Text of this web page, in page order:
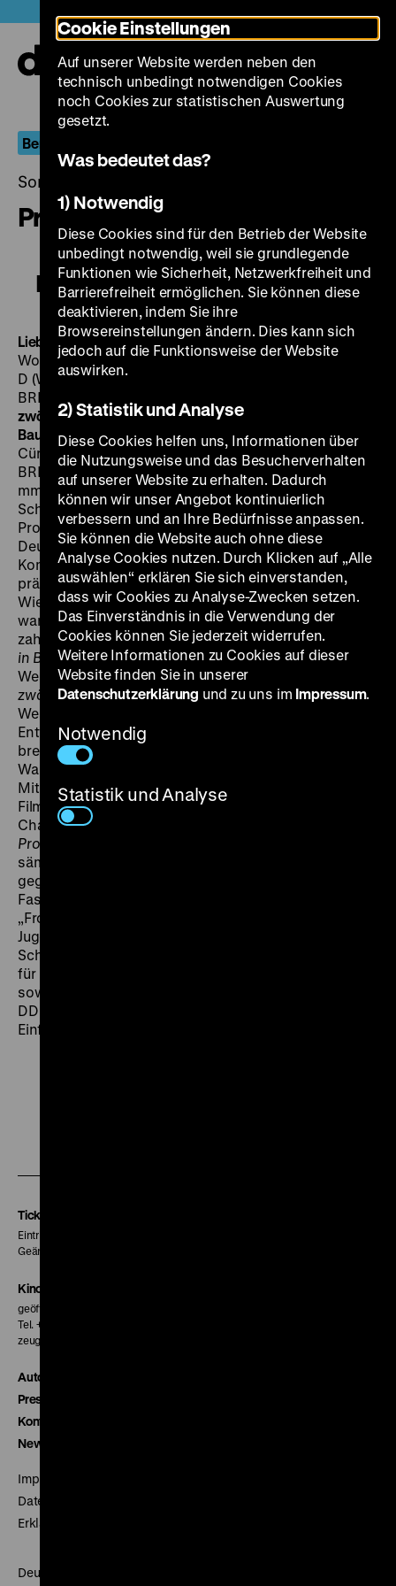
zum
Seiteninhalt
springen
Berlin.Dokument
Sonntag, 18. Januar 2015, 18.00 - 00.00 Uhr
Protokoll West-Berlin
Protokoll West-Berlin
Lieber LeierkastenmannBRD 1953, P: Neue Deutsche
Wochenschau, 16’ · 16 mmMunition ist kein Spielzeug!
D (West) 1949, 2’ · DigiBeta
BRD 1953, R: Gerhard Grindel, 13’ · 35 mm
zwölf
BRD 1956, R: Karl Blanckmeister, 12’ · 35 mm
Bauch des RiesenBRD 1956, R: Siegfried Fischer, Peter
Cürlis, 11’ · 35 mm
Dem Berliner ins Gesicht gesehen
BRD 1957, R: Norbert Mai, Ludolf Grisebach, 10’ · 35
mm
Protokoll WestberlinDDR 1959, R: Helmut
Schneider, 16’ · 35 mm Informations-, Kultur- und
Propagandafilme über West-Berlin. Der von der Neuen
Deutschen Wochenschau produzierte
KompilationsfilmLieber Leierkastenmann(1953)
präsentiert die jüngste Geschichte Berlins bis zum
Wiederaufbau als unpolitische Zeitschau. Ein Kurzfilm
warnt die Kinder vor dem Spielen mit der immer noch
zahlreich herumliegenden Munition....und eines Tages
in Berlin(1953) demonstriert die Leistungsfähigkeit der
Westberliner Polizei bei einem Großeinsatz.
zwölf
(1956) porträtiert Kreuzberg als einen von zwölf
Westberliner Bezirken und seine Leistungen bei der
Enttrümmerung und dem Wiederaufbau. Ausführlich
breitetDer Bauch des Riesen
Warenangebot in den Westberliner Markthallen aus.
Mit einem feuilletonistischen Kommentar versucht der
Film
Dem Berliner ins Gesicht gesehen
Charakter der Berliner zu ergründen. Der DEFA-Film
Protokoll Westberlin
sämtliche Schlagwörter der östlichen Propaganda
gegenüber West-Berlin auf. Hinter den glänzenden
Fassaden herrsche eine amerikanisch geprägte
„Frontstadtkultur“ und eine erschreckende
Jugendkriminalität. West-Berlin wird als eine Stadt der
Schieber und Spekulanten porträtiert, als ein Zentrum
für Provokationen, Propaganda, Agentenwerbung
sowie von Sabotage- und Spionageaktionen gegen die
DDR. (jg) DO 15.01. um 20 Uhr + SO 18.01. um 19 Uhr ·
Einführung: Jeanpaul Goergen
Tickets
Eintritt 5 €
Geänderte Preise sind im Programm vermerkt.
Kinokasse
geöffnet 30 Minuten vor Beginn der ersten Vorstellung
Tel. + 49 30 20304-770
zeughauskino@dhm.de
Autor*innen
Presse
Kontakt
Newsletter
Impressum
Datenschutz
Erklärung digitale Barrierefreiheit
Deutsches Historisches Museum
Cookie Einstellungen
Auf unserer Website werden neben den
technisch unbedingt notwendigen Cookies
noch Cookies zur statistischen Auswertung
gesetzt.
Was bedeutet das?
1) Notwendig
Diese Cookies sind für den Betrieb der Website
unbedingt notwendig, weil sie grundlegende
Funktionen wie Sicherheit, Netzwerkfreiheit und
Barrierefreiheit ermöglichen. Sie können diese
deaktivieren, indem Sie ihre
Browsereinstellungen ändern. Dies kann sich
jedoch auf die Funktionsweise der Website
auswirken.
2) Statistik und Analyse
Diese Cookies helfen uns, Informationen über
die Nutzungsweise und das Besucherverhalten
auf unserer Website zu erhalten. Dadurch
können wir unser Angebot kontinuierlich
verbessern und an Ihre Bedürfnisse anpassen.
Sie können die Website auch ohne diese
Analyse Cookies nutzen. Durch Klicken auf „Alle
auswählen“ erklären Sie sich einverstanden,
dass wir Cookies zu Analyse-Zwecken setzen.
Das Einverständnis in die Verwendung der
Cookies können Sie jederzeit widerrufen.
Weitere Informationen zu Cookies auf dieser
Website finden Sie in unserer
Datenschutzerklärung und zu uns im Impressum.
Notwendig
Statistik und Analyse